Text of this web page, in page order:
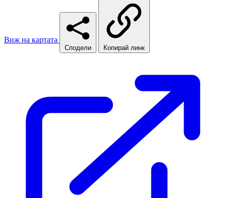
Виж на картата
Сподели Копирай линк